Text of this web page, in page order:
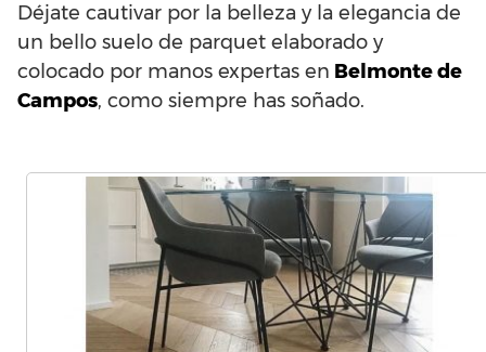
Déjate cautivar por la belleza y la elegancia de
un bello suelo de parquet elaborado y
colocado por manos expertas en Belmonte de
Campos, como siempre has soñado.